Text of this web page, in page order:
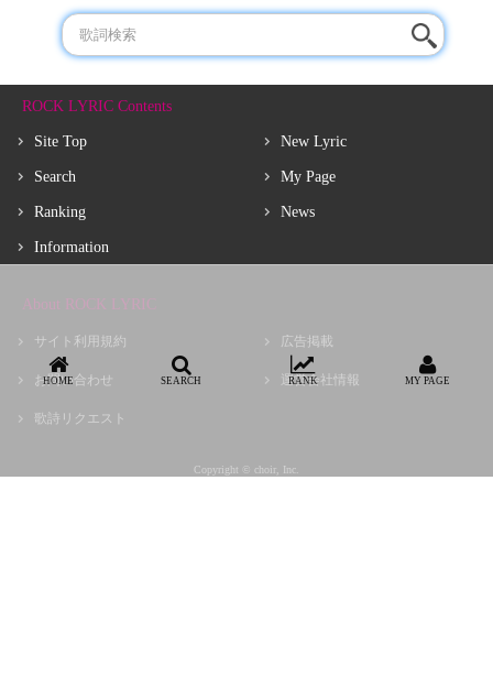
ROCK LYRIC Contents
Site Top
Search
Ranking
Information
New Lyric
My Page
News
About ROCK LYRIC
サイト利用規約
お問い合わせ
歌詩リクエスト
広告掲載
運営会社情報
Copyright © choir, Inc.
HOME SEARCH RANK MY PAGE